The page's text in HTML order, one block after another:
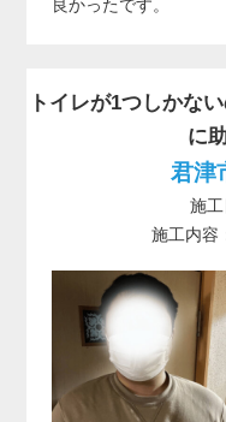
良かったです。
トイレが1つしかな
に
君津
施
施工内容